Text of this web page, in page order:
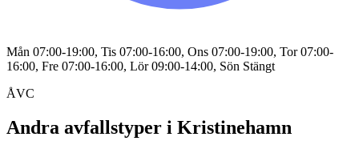
Mån 07:00-19:00, Tis 07:00-16:00, Ons 07:00-19:00, Tor 07:00-
16:00, Fre 07:00-16:00, Lör 09:00-14:00, Sön Stängt
ÅVC
Andra avfallstyper i Kristinehamn